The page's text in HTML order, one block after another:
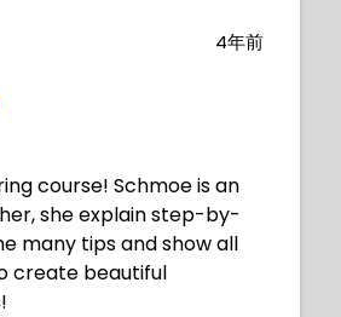
4年前
course! Schmoe is an
she explain step-by-
many tips and show all
create beautiful